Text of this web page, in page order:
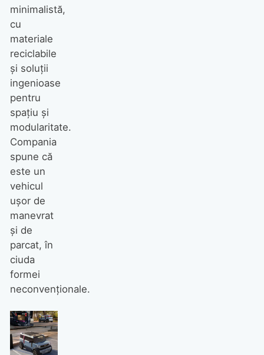
minimalistă,
cu
materiale
reciclabile
și soluții
ingenioase
pentru
spațiu și
modularitate.
Compania
spune că
este un
vehicul
ușor de
manevrat
și de
parcat, în
ciuda
formei
neconvenționale.